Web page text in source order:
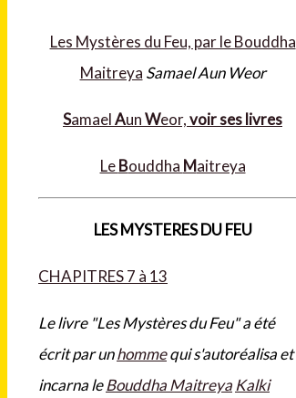
Les Mystères du Feu, par le Bouddha
Maitreya Samael Aun Weor
SamaelAunWeor,voir ses livres
LeBouddha Maitreya
LES MYSTERES DU FEU
CHAPITRES 7 à 13
Le livre "Les Mystères du Feu" a été
écrit par unhommequi s'autoréalisa et
incarna leBouddha Maitreya Kalki